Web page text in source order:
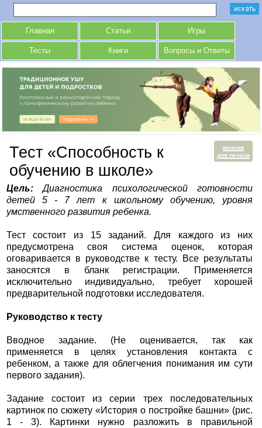
Главная Статьи Игры
Тесты Книги Вопросы и Ответы
версия
для печати
Тест «Способность к
обучению в школе»
Цель:Диагностика психологической готовности
детей 5 - 7 лет к школьному обучению, уровня
умственного развития ребенка.
Тест состоит из 15 заданий. Для каждого из них
предусмотрена своя система оценок, которая
оговаривается в руководстве к тесту. Все результаты
заносятся в бланк регистрации. Применяется
исключительно индивидуально, требует хорошей
предварительной подготовки исследователя.
Руководство к тесту
Вводное задание. (Не оценивается, так как
применяется в целях установления контакта с
ребенком, а также для облегчения понимания им сути
первого задания).
Задание состоит из серии трех последовательных
картинок по сюжету «История о постройке башни» (рис.
1 - 3). Картинки нужно разложить в правильной